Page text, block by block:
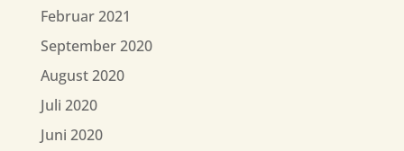
Februar 2021
September 2020
August 2020
Juli 2020
Juni 2020